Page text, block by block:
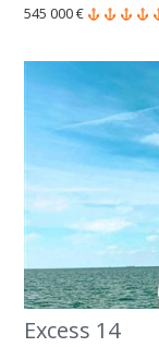
545 000 €
Excess 14